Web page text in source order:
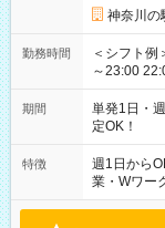
神奈川の
勤務時間
＜シフト
～23:00 22:00～06:00
の希望OK
期間
単発1日・
定OK！
特徴 週1日から
業・Wワー